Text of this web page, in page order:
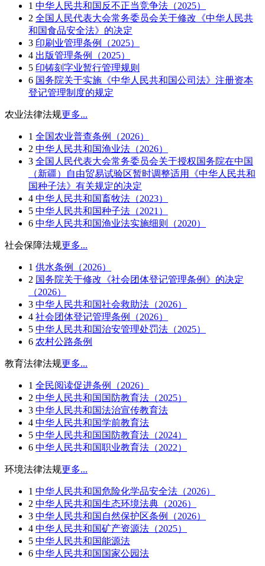
1 中华人民共和国反不正当竞争法（2025）
2 全国人民代表大会常务委员会关于修改《中华人民共
和国食品安全法》的决定
3 印刷业管理条例（2025）
4 出版管理条例（2025）
5 印铸刻字业暂行管理规则
6 国务院关于实施《中华人民共和国公司法》注册资本
登记管理制度的规定
农业法律法规更多...
1 全国农业普查条例（2026）
2 中华人民共和国渔业法（2026）
3 全国人民代表大会常务委员会关于授权国务院在中国
（新疆）自由贸易试验区暂时调整适用《中华人民共和
国种子法》有关规定的决定
4 中华人民共和国畜牧法（2023）
5 中华人民共和国种子法（2021）
6 中华人民共和国渔业法实施细则（2020）
社会保障法规更多...
1 供水条例（2026）
2 国务院关于修改《社会团体登记管理条例》的决定
（2026）
3 中华人民共和国社会救助法（2026）
4 社会团体登记管理条例（2026）
5 中华人民共和国治安管理处罚法（2025）
6 农村公路条例
教育法律法规更多...
1 全民阅读促进条例（2026）
2 中华人民共和国国防教育法（2025）
3 中华人民共和国法治宣传教育法
4 中华人民共和国学前教育法
5 中华人民共和国国防教育法（2024）
6 中华人民共和国职业教育法（2022）
环境法律法规更多...
1 中华人民共和国危险化学品安全法（2026）
2 中华人民共和国生态环境法典（2026）
3 中华人民共和国自然保护区条例（2026）
4 中华人民共和国矿产资源法（2025）
5 中华人民共和国能源法
6 中华人民共和国国家公园法